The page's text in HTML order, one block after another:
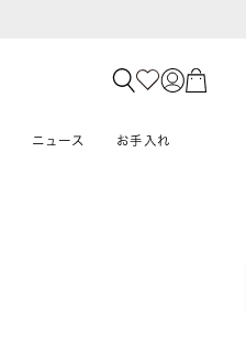
ニュース お手入れ